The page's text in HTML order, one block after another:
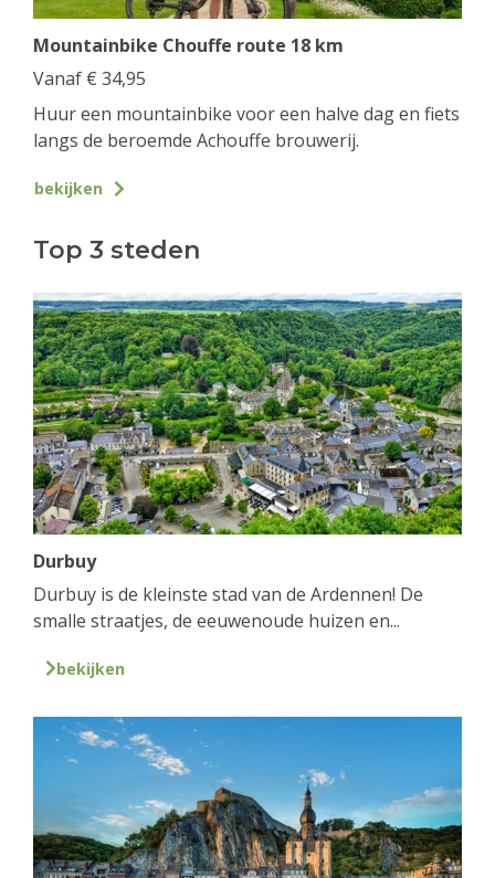
Mountainbike Chouffe route 18 km
Vanaf € 34,95
Huur een mountainbike voor een halve dag en fiets
langs de beroemde Achouffe brouwerij.
bekijken
Top 3 steden
Durbuy
Durbuy is de kleinste stad van de Ardennen! De
smalle straatjes, de eeuwenoude huizen en...
bekijken